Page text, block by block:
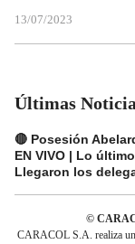
13/07/2023
Últimas
🔴 Posesión
EN VIVO | Lo
Llegaron los
©
CARACOL S.A. realiza